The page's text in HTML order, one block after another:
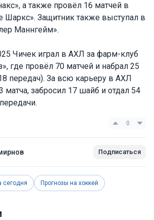
а также провёл 16 матчей в
Шаркс». Защитник также выступал в
Маннгейм».
Чичек играл в АХЛ за фарм-клуб
где провёл 70 матчей и набрал 25
передач). За всю карьеру в АХЛ
матча, забросил 17 шайб и отдал 54
0
Подписаться
сегодня Прогнозы на хоккей